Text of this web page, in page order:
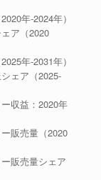
年-2024年）
ア（2020
年-2031年）
ェア（2025-
収益：2020年
販売量（2020
販売量シェア